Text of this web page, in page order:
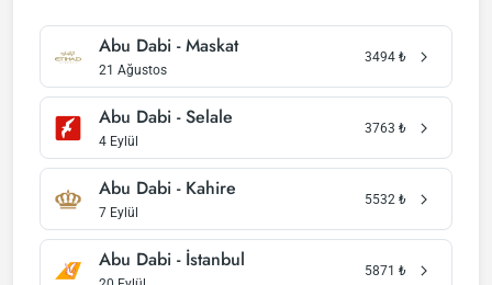
Abu Dabi - Maskat
21 Ağustos
3494 ₺
Abu Dabi - Selale
4 Eylül
3763 ₺
Abu Dabi - Kahire
7 Eylül
5532 ₺
Abu Dabi - İstanbul 5871 ₺